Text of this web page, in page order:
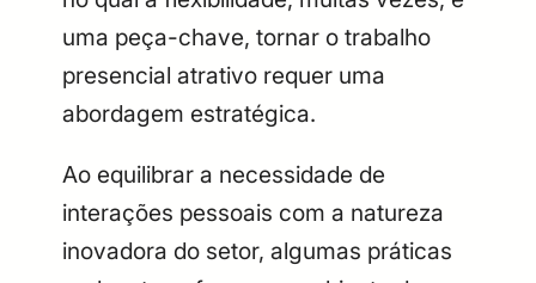
uma peça-chave, tornar o trabalho
presencial atrativo requer uma
abordagem estratégica.
Ao equilibrar a necessidade de
interações pessoais com a natureza
inovadora do setor, algumas práticas